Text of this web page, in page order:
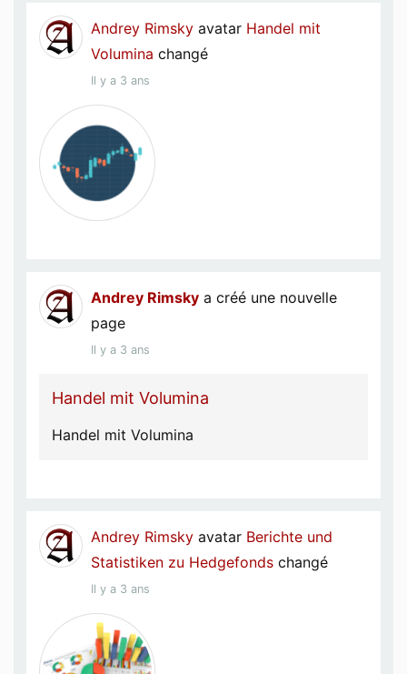
Andrey Rimsky avatar Handel mit
Volumina changé
Il y a 3 ans
Andrey Rimsky a créé une nouvelle
page
Il y a 3 ans
Handel mit Volumina
Handel mit Volumina
Andrey Rimsky avatar Berichte und
Statistiken zu Hedgefondschangé
Il y a 3 ans